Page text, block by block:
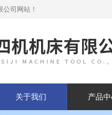
司网站！
关于我们 产品